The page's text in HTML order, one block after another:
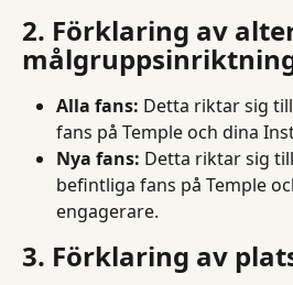
2. Förklaring av
Alla fans: Detta riktar sig
fans på Temple och dina
Nya fans: Detta riktar sig
befintliga fans på Temple
engagerare.
3. Förklaring av